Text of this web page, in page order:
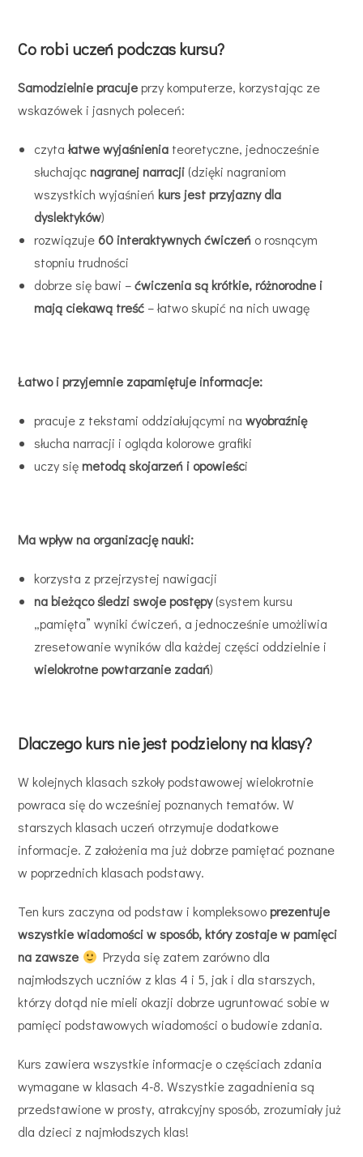
Co robi uczeń podczas kursu?
Samodzielnie pracujeprzy komputerze, korzystając ze
wskazówek i jasnych poleceń:
czytałatwe wyjaśnienia teoretyczne, jednocześnie
słuchającnagranej narracji(dzięki nagraniom
wszystkich wyjaśnieńkurs jest przyjazny dla
dyslektyków)
rozwiązuje 60 interaktywnych ćwiczeń o rosnącym
stopniu trudności
dobrze się bawi –ćwiczenia są krótkie, różnorodne i
mają ciekawą treść – łatwo skupić na nich uwagę
Łatwo i przyjemnie zapamiętuje informacje:
pracuje z tekstami oddziałującymi nawyobraźnię
słucha narracji i ogląda kolorowe grafiki
uczy sięmetodą skojarzeń i opowieści
Ma wpływ na organizację nauki:
korzysta z przejrzystej nawigacji
na bieżąco śledzi swoje postępy(system kursu
„pamięta” wyniki ćwiczeń, a jednocześnie umożliwia
zresetowanie wyników dla każdej części oddzielnie i
wielokrotne powtarzanie zadań)
Dlaczego kurs nie jest podzielony na klasy?
W kolejnych klasach szkoły podstawowej wielokrotnie
powraca się do wcześniej poznanych tematów. W
starszych klasach uczeń otrzymuje dodatkowe
informacje. Z założenia ma już dobrze pamiętać poznane
w poprzednich klasach podstawy.
Ten kurs zaczyna od podstaw i kompleksowoprezentuje
wszystkie wiadomości w sposób, który zostaje w pamięci
na zawsze
Przyda się zatem zarówno dla
najmłodszych uczniów z klas 4 i 5, jak i dla starszych,
którzy dotąd nie mieli okazji dobrze ugruntować sobie w
pamięci podstawowych wiadomości o budowie zdania.
Kurs zawiera wszystkie informacje o częściach zdania
wymagane w klasach 4-8. Wszystkie zagadnienia są
przedstawione w prosty, atrakcyjny sposób, zrozumiały już
dla dzieci z najmłodszych klas!